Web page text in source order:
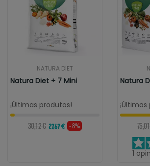
NATURA DIET
Natura Diet + 7 Mini
¡Últimas produtos!
30,12 € 27,67 € - 8%
Natura
1